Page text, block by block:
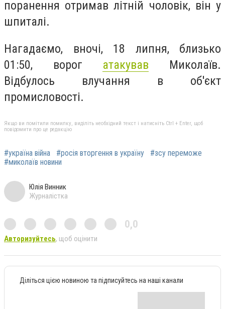
поранення отримав літній чоловік, він у
шпиталі.
Нагадаємо, вночі, 18 липня, близько
01:50, ворог атакував Миколаїв.
Відбулось влучання в об'єкт
промисловості.
Якщо ви помітили помилку, виділіть необхідний текст і натисніть Ctrl + Enter, щоб
повідомити про це редакцію
#україна війна #росія вторгення в україну
#зсу переможе
#миколаїв новини
Юлія Винник
Журналістка
0,0
Авторизуйтесь, щоб оцінити
Діліться цією новиною та підписуйтесь на наші канали